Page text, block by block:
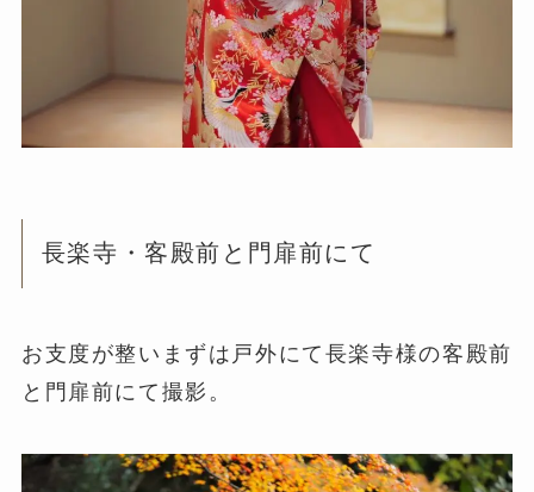
長楽寺・客殿前と門扉前にて
お支度が整いまずは戸外にて長楽寺様の客殿前
と門扉前にて撮影。